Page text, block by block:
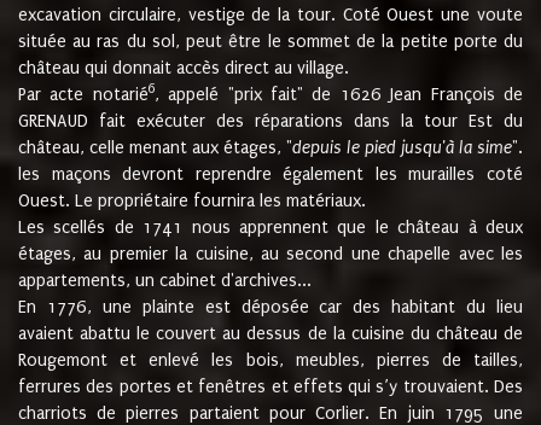
excavation circulaire, vestige de la tour. Coté Ouest une voute
située au ras du sol, peut être le sommet de la petite porte du
château qui donnait accès direct au village.
Par acte notarié6, appelé "prix fait" de 1626 Jean François de
GRENAUD fait exécuter des réparations dans la tour Est du
château, celle menant aux étages, "depuis le pied jusqu'à la sime".
les maçons devront reprendre également les murailles coté
Ouest. Le propriétaire fournira les matériaux.
Les scellés de 1741 nous apprennent que le château à deux
étages, au premier la cuisine, au second une chapelle avec les
appartements, un cabinet d'archives...
En 1776, une plainte est déposée car des habitant du lieu
avaient abattu le couvert au dessus de la cuisine du château de
Rougemont et enlevé les bois, meubles, pierres de tailles,
ferrures des portes et fenêtres et effets qui s’y trouvaient. Des
charriots de pierres partaient pour Corlier. En juin 1795 une